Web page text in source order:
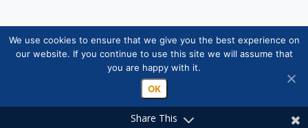
Copyright © Suomen Rotarypalvelu ry 2026 |
Jäsentietojärjestelmän tietosuojaseloste| Henkilötietojen
käsittely Rotarytoiminnassa
Share This
We use cookies to ensure that we give you the best experience on
our website. If you continue to use this site we will assume that
you are happy with it.
OK